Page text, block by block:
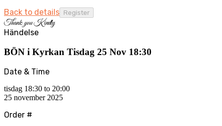
Back to details
ThankyouKindly
Händelse
BÖN i Kyrkan Tisdag 25 Nov 18:30
Date & Time
tisdag 18:30 to 20:00
25 november 2025
Order #